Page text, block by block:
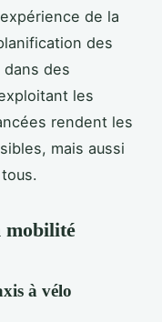
de la
des
des
les
rendent les
mais aussi
mobilité
à vélo